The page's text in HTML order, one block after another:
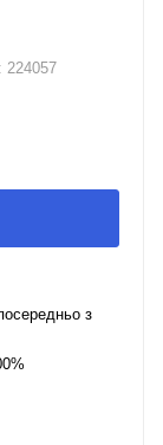
224057
з